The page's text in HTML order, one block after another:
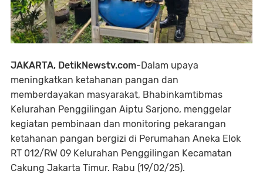
JAKARTA, DetikNewstv.com- Dalam upaya
meningkatkan ketahanan pangan dan
memberdayakan masyarakat, Bhabinkamtibmas
Kelurahan Penggilingan Aiptu Sarjono, menggelar
kegiatan pembinaan dan monitoring pekarangan
ketahanan pangan bergizi di Perumahan Aneka Elok
RT 012/RW 09 Kelurahan Penggilingan Kecamatan
Cakung Jakarta Timur. Rabu (19/02/25).